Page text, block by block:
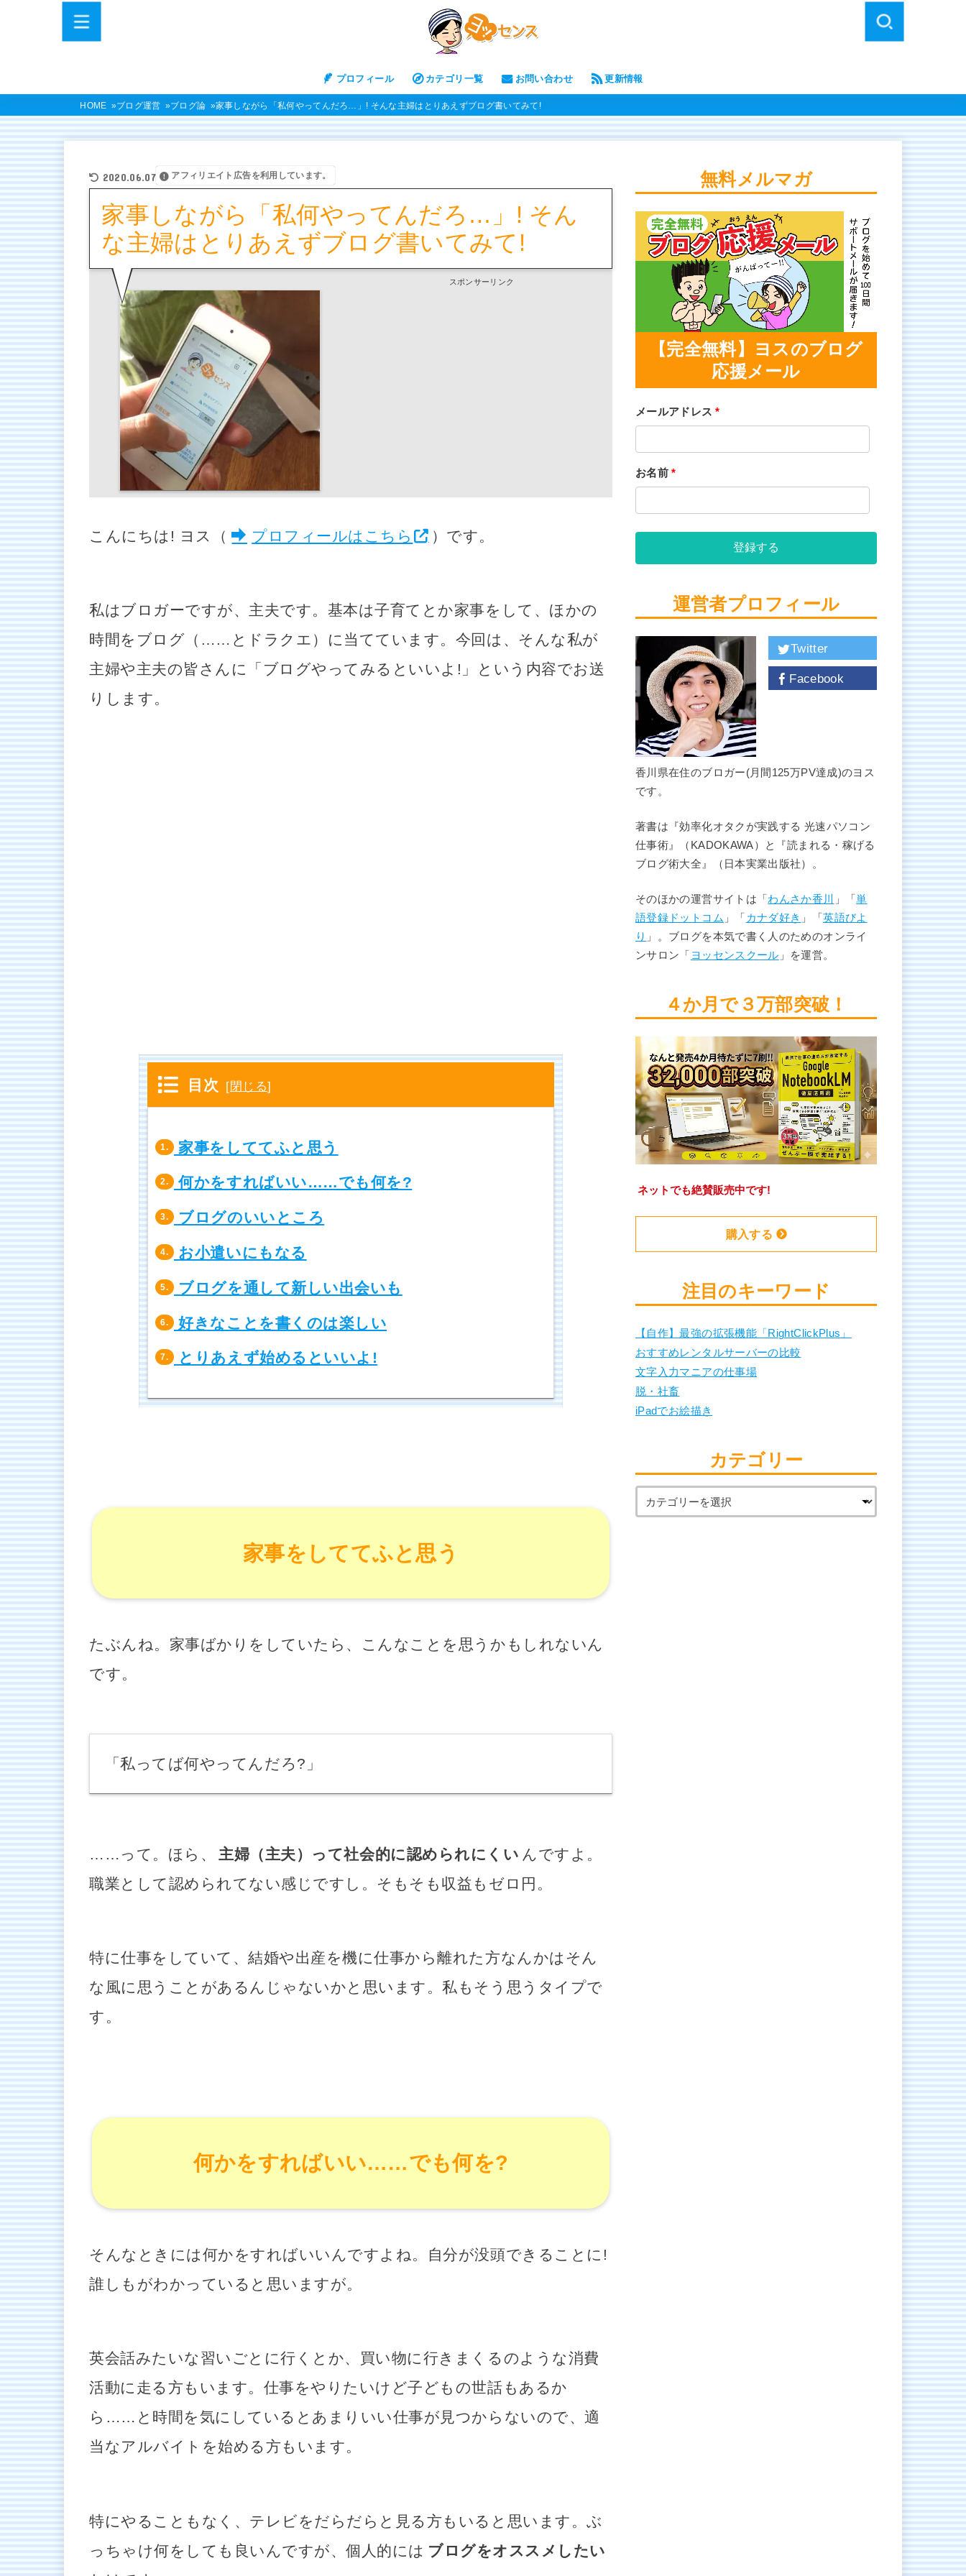
プロフィール カテゴリ一覧 お問い合わせ 更新情報
HOME ブログ運営 ブログ論 家事しながら「私何やってんだろ…」! そんな主婦はとりあえずブログ書いてみて!
2020.06.07 アフィリエイト広告を利用しています。
家事しながら「私何やってんだろ…」! そん
な主婦はとりあえずブログ書いてみて!
スポンサーリンク
こんにちは! ヨス（ プロフィールはこちら ）です。
私はブロガーですが、主夫です。基本は子育てとか家事をして、ほかの
時間をブログ（……とドラクエ）に当てています。今回は、そんな私が
主婦や主夫の皆さんに「ブログやってみるといいよ!」という内容でお送
りします。
目次 [閉じる]
1. 家事をしててふと思う
2. 何かをすればいい……でも何を?
3. ブログのいいところ
4. お小遣いにもなる
5. ブログを通して新しい出会いも
6. 好きなことを書くのは楽しい
7. とりあえず始めるといいよ!
家事をしててふと思う
たぶんね。家事ばかりをしていたら、こんなことを思うかもしれないん
です。
「私ってば何やってんだろ?」
……って。ほら、 主婦（主夫）って社会的に認められにくい んですよ。
職業として認められてない感じですし。そもそも収益もゼロ円。
特に仕事をしていて、結婚や出産を機に仕事から離れた方なんかはそん
な風に思うことがあるんじゃないかと思います。私もそう思うタイプで
す。
何かをすればいい……でも何を?
そんなときには何かをすればいいんですよね。自分が没頭できることに!
誰しもがわかっていると思いますが。
英会話みたいな習いごとに行くとか、買い物に行きまくるのような消費
活動に走る方もいます。仕事をやりたいけど子どもの世話もあるか
ら……と時間を気にしているとあまりいい仕事が見つからないので、適
当なアルバイトを始める方もいます。
特にやることもなく、テレビをだらだらと見る方もいると思います。ぶ
っちゃけ何をしても良いんですが、個人的には ブログをオススメしたい
無料メルマガ
【完全無料】ヨスのブログ
応援メール
メールアドレス*
お名前*
登録する
運営者プロフィール
Twitter
Facebook
香川県在住のブロガー(月間125万PV達成)のヨス
です。
著書は『効率化オタクが実践する 光速パソコン
仕事術』（KADOKAWA）と『読まれる・稼げる
ブログ術大全』（日本実業出版社）。
そのほかの運営サイトは「わんさか香川 」「単
語登録ドットコム 」「 カナダ好き 」「英語びよ
り 」。ブログを本気で書く人のためのオンライ
ンサロン「 ヨッセンスクール 」を運営。
４か月で３万部突破！
ネットでも絶賛販売中です!
購入する
注目のキーワード
【自作】最強の拡張機能「RightClickPlus」
おすすめレンタルサーバーの比較
文字入力マニアの仕事場
脱・社畜
iPadでお絵描き
カテゴリー